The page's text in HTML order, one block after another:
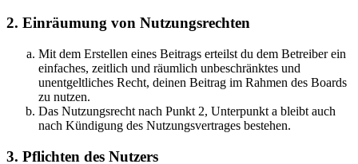
2. Einräumung von Nutzungsrechten
Mit dem Erstellen eines Beitrags erteilst du dem Betreiber ein
einfaches, zeitlich und räumlich unbeschränktes und
unentgeltliches Recht, deinen Beitrag im Rahmen des Boards
zu nutzen.
Das Nutzungsrecht nach Punkt 2, Unterpunkt a bleibt auch
nach Kündigung des Nutzungsvertrages bestehen.
3. Pflichten des Nutzers